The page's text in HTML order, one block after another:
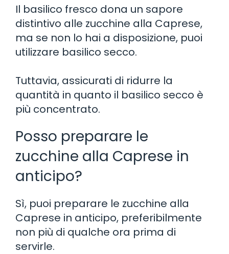
Il basilico fresco dona un sapore
distintivo alle zucchine alla Caprese,
ma se non lo hai a disposizione, puoi
utilizzare basilico secco.
Tuttavia, assicurati di ridurre la
quantità in quanto il basilico secco è
più concentrato.
Posso preparare le
zucchine alla Caprese in
anticipo?
Sì, puoi preparare le zucchine alla
Caprese in anticipo, preferibilmente
non più di qualche ora prima di
servirle.